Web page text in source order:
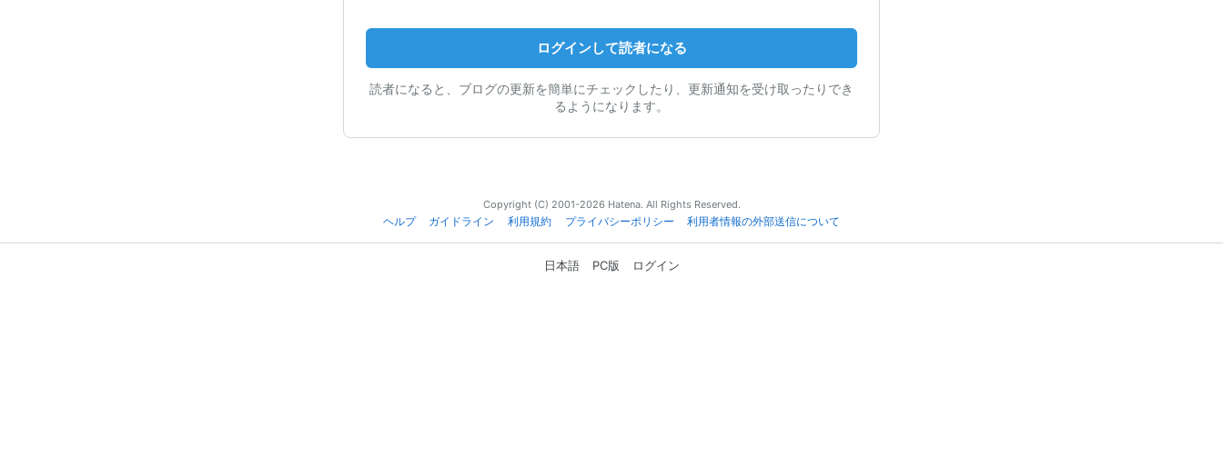
ログインして読者になる
読者になると、ブログの更新を簡単にチェックしたり、更新通知を受け取ったりでき
るようになります。
Copyright (C) 2001-2026 Hatena. All Rights Reserved.
ヘルプ
ガイドライン 利用規約 プライバシーポリシー 利用者情報の外部送信について
日本語 PC版 ログイン